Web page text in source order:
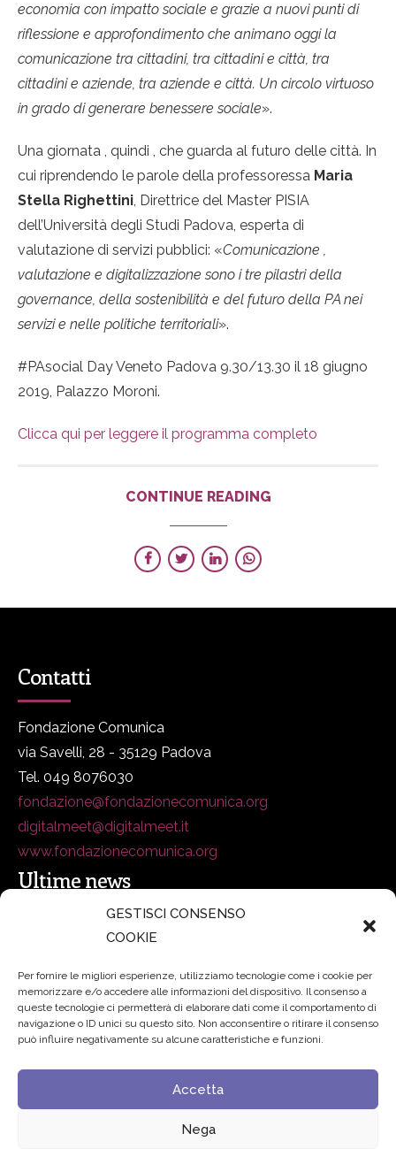
GESTISCI CONSENSO
COOKIE
Per fornire le migliori esperienze, utilizziamo tecnologie come i cookie per
memorizzare e/o accedere alle informazioni del dispositivo. Il consenso a
queste tecnologie ci permetterà di elaborare dati come il comportamento di
navigazione o ID unici su questo sito. Non acconsentire o ritirare il consenso
può influire negativamente su alcune caratteristiche e funzioni.
Accetta
Nega
economia con impatto sociale e grazie a nuovi punti di
riflessione e approfondimento che animano oggi la
comunicazione tra cittadini, tra cittadini e città, tra
cittadini e aziende, tra aziende e città. Un circolo virtuoso
in grado di generare benessere sociale».
Una giornata , quindi , che guarda al futuro delle città. In
cui riprendendo le parole della professoressa Maria
Stella Righettini, Direttrice del Master PISIA
dell’Università degli Studi Padova, esperta di
valutazione di servizi pubblici: «Comunicazione ,
valutazione e digitalizzazione sono i tre pilastri della
governance, della sostenibilità e del futuro della PA nei
servizi e nelle politiche territoriali».
#PAsocial Day Veneto Padova 9.30/13.30 il 18 giugno
2019, Palazzo Moroni.
Clicca qui per leggere il programma completo
CONTINUE READING
Contatti
Fondazione Comunica
via Savelli, 28 - 35129 Padova
Tel. 049 8076030
fondazione@fondazionecomunica.org
digitalmeet@digitalmeet.it
www.fondazionecomunica.org
Ultime news
secsolutionforum 2026: è Bologna la nuova capitale
Padre Benanti: «Intelligenza artificiale? Contro i nuovi
algoritmi del potere serve una governance condivisa»
Edvance – Digital Education Hub Higher Education